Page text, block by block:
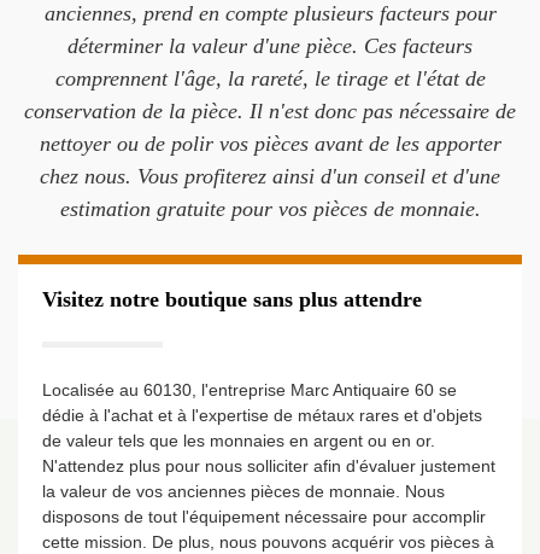
anciennes, prend en compte plusieurs facteurs pour
déterminer la valeur d'une pièce. Ces facteurs
comprennent l'âge, la rareté, le tirage et l'état de
conservation de la pièce. Il n'est donc pas nécessaire de
nettoyer ou de polir vos pièces avant de les apporter
chez nous. Vous profiterez ainsi d'un conseil et d'une
estimation gratuite pour vos pièces de monnaie.
Visitez notre boutique sans plus attendre
Localisée au 60130, l'entreprise Marc Antiquaire 60 se
dédie à l'achat et à l'expertise de métaux rares et d'objets
de valeur tels que les monnaies en argent ou en or.
N'attendez plus pour nous solliciter afin d'évaluer justement
la valeur de vos anciennes pièces de monnaie. Nous
disposons de tout l'équipement nécessaire pour accomplir
cette mission. De plus, nous pouvons acquérir vos pièces à